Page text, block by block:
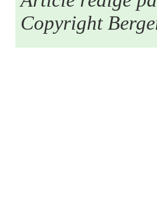
Copyright